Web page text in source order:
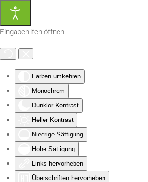
Eingabehilfen öffnen
Farben umkehren
Monochrom
Dunkler Kontrast
Heller Kontrast
Niedrige Sättigung
Hohe Sättigung
Links hervorheben
Überschriften hervorheben
Zum Hauptinhalt springen